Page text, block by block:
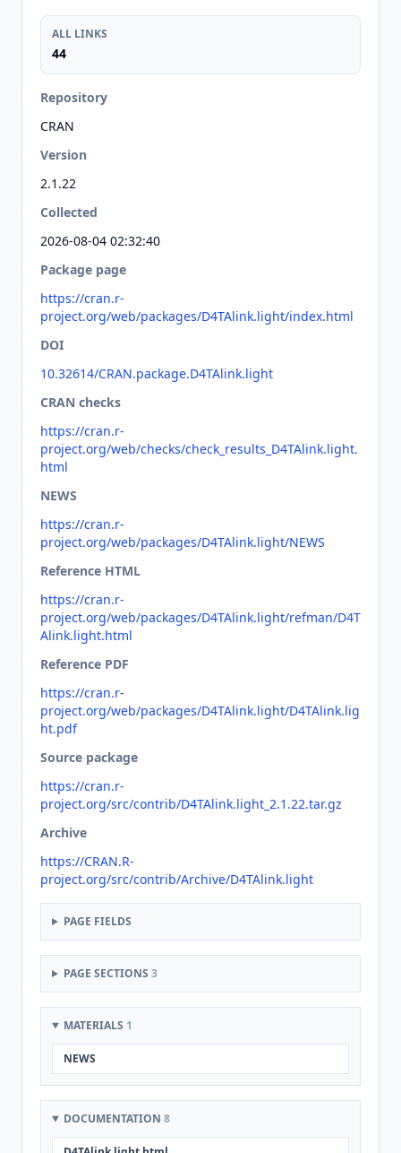
ALL LINKS
44
Repository
CRAN
Version
2.1.22
Collected
2026-08-04 02:32:40
Package page
https://cran.r-
project.org/web/packages/D4TAlink.light/index.html
DOI
10.32614/CRAN.package.D4TAlink.light
CRAN checks
https://cran.r-
project.org/web/checks/check_results_D4TAlink.light.
html
NEWS
https://cran.r-
project.org/web/packages/D4TAlink.light/NEWS
Reference HTML
https://cran.r-
project.org/web/packages/D4TAlink.light/refman/D4T
Alink.light.html
Reference PDF
https://cran.r-
project.org/web/packages/D4TAlink.light/D4TAlink.lig
ht.pdf
Source package
https://cran.r-
project.org/src/contrib/D4TAlink.light_2.1.22.tar.gz
Archive
https://CRAN.R-
project.org/src/contrib/Archive/D4TAlink.light
PAGE FIELDS
PAGE SECTIONS 3
MATERIALS 1
NEWS
DOCUMENTATION 8